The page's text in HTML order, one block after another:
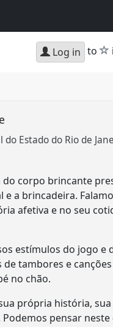
Log in to
Estado do Rio de
corpo brincante
a brincadeira.
afetiva e no seu
estímulos do jogo
tambores e
no chão.
própria história,
pensar